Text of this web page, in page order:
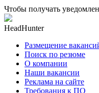
Чтобы получать
HeadHunter
Размещение
Поиск по резюме
О компании
Наши вакансии
Реклама на сайте
Требования к ПО